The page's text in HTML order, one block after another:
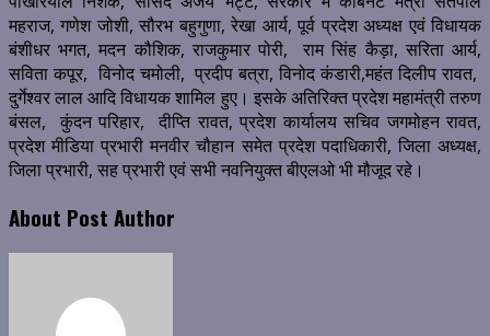
महराज, गणेश जोशी, सौरभ बहुगुणा, रेखा आर्य, पूर्व प्रदेश अध्यक्ष एवं विधायक
बंशीधर भगत, मदन कौशिक, राजकुमार पोरी, राम सिंह कैड़ा, सरिता आर्य,
सविता कपूर, विनोद चमोली, प्रदीप बत्रा, विनोद कंडारी,महंत दिलीप रावत,
दुर्गेश्वर लाल आदि विधायक शामिल हुए। इसके अतिरिक्त प्रदेश महामंत्री तरुण
बंसल, कुंदन परिहार, दीप्ति रावत, प्रदेश कार्यालय सचिव जगमोहन रावत,
प्रदेश मीडिया प्रभारी मनवीर चौहान समेत प्रदेश पदाधिकारी, जिला अध्यक्ष,
जिला प्रभारी, सह प्रभारी एवं सभी नवनियुक्त बीएलओ भी मौजूद रहे।
About Post Author